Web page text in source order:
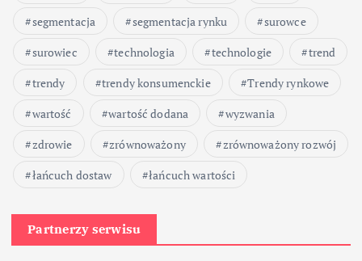
segmentacja
segmentacja rynku
surowce
surowiec
technologia technologie
trend
trendy
trendy konsumenckie
Trendy rynkowe
wartość
wartość dodana
wyzwania
zdrowie
zrównoważony
zrównoważony rozwój
łańcuch dostaw
łańcuch wartości
Partnerzy serwisu